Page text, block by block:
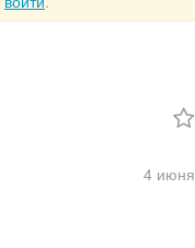
4 июня